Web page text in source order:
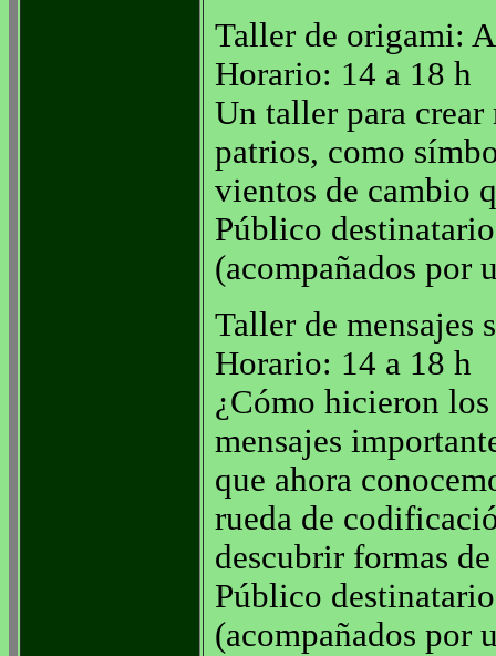
Taller de origami:
Horario: 14 a 18 h
Un taller para
patrios, como
vientos de cambio
Público
(acompañados por
Taller de mensajes
Horario: 14 a 18 h
¿Cómo hicieron
mensajes
que ahora
rueda de
descubrir formas
Público
(acompañados por